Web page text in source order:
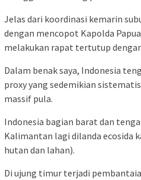
Jelas dari koordinasi kemarin
dengan mencopot Kapolda
melakukan rapat tertutup
Dalam benak saya, Indonesia
proxy yang sedemikian
massif pula.
Indonesia bagian barat dan
Kalimantan lagi dilanda ecosida
hutan dan lahan).
Di ujung timur terjadi